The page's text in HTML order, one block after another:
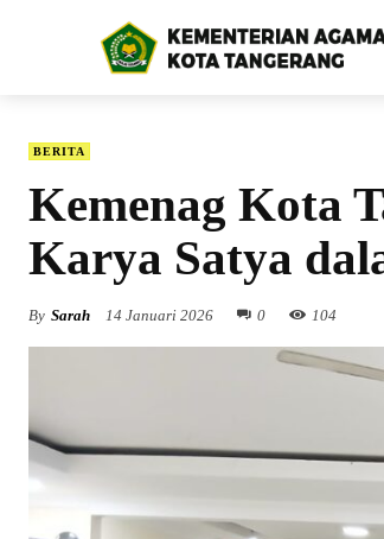
BERITA
Kemenag Kota
Karya Satya
By Sarah 14 Januari 2026 0 104